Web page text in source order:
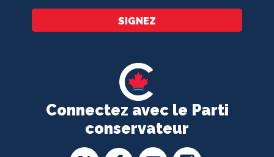
Connectez avec le Parti
conservateur
SIGNEZ